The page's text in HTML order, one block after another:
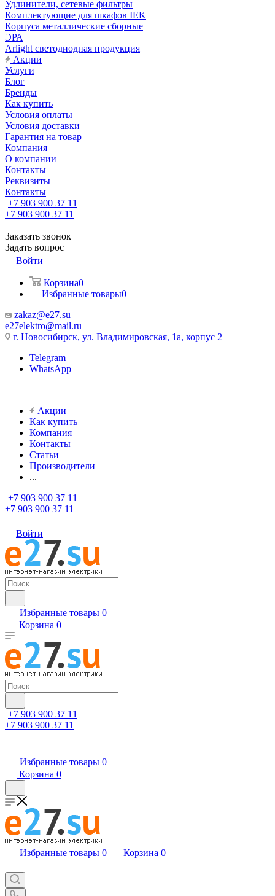
Удлинители, сетевые фильтры
Комплектующие для шкафов IEK
Корпуса металлические сборные
ЭРА
Arlight светодиодная продукция
Акции
Услуги
Блог
Бренды
Как купить
Условия оплаты
Условия доставки
Гарантия на товар
Компания
О компании
Контакты
Реквизиты
Контакты
+7 903 900 37 11
+7 903 900 37 11
Заказать звонок
Задать вопрос
Войти
Корзина0
Избранные товары0
zakaz@e27.su
e27elektro@mail.ru
г. Новосибирск, ул. Владимировская, 1а, корпус 2
Telegram
WhatsApp
Акции
Как купить
Компания
Контакты
Статьи
Производители
...
+7 903 900 37 11
+7 903 900 37 11
Войти
Избранные товары 0
Корзина 0
+7 903 900 37 11
+7 903 900 37 11
Избранные товары 0
Корзина 0
Избранные товары 0 Корзина 0